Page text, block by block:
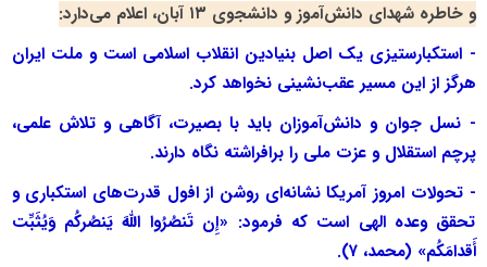
و خاطره شهدای دانش‌آموز و دانشجوی ۱۳ آبان، اعلام می‌دارد:
- استکبارستیزی یک اصل بنیادین انقلاب اسلامی است و ملت ایران
هرگز از این مسیر عقب‌نشینی نخواهد کرد.
- نسل جوان و دانش‌آموزان باید با بصیرت، آگاهی و تلاش علمی،
پرچم استقلال و عزت ملی را برافراشته نگاه دارند.
- تحولات امروز آمریکا نشانه‌ای روشن از افول قدرت‌های استکباری و
تحقق وعده الهی است که فرمود: «إِن تَنصُرُوا اللَّهَ یَنصُرکُم وَیُثَبِّت
أَقدامَکُم» (محمد، ۷).